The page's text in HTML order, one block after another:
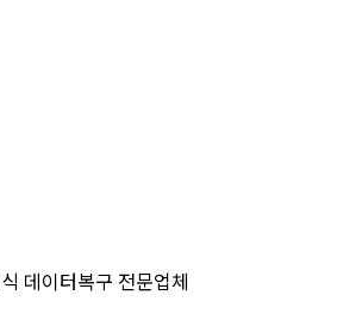
데이터복구 전문업체